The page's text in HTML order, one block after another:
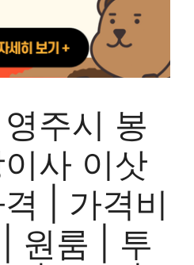
주시 봉
사 이삿
| 가격비
원룸 | 투